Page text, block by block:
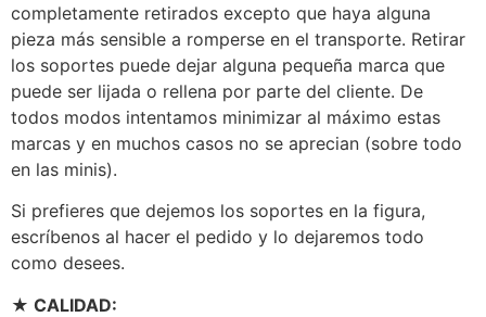
completamente retirados excepto que haya alguna
pieza más sensible a romperse en el transporte. Retirar
los soportes puede dejar alguna pequeña marca que
puede ser lijada o rellena por parte del cliente. De
todos modos intentamos minimizar al máximo estas
marcas y en muchos casos no se aprecian (sobre todo
en las minis).
Si prefieres que dejemos los soportes en la figura,
escríbenos al hacer el pedido y lo dejaremos todo
como desees.
★ CALIDAD: